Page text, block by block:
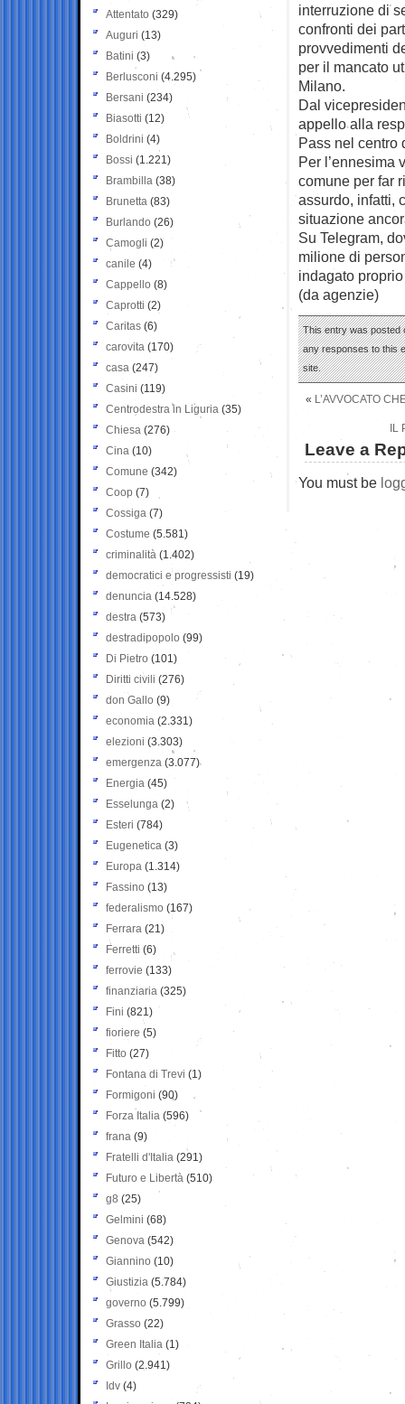
interruzione di
confronti dei
provvedimenti
per il mancato
Milano.
Dal
appello alla
Pass nel centro
Per l’ennesima
comune per far
assurdo, infatti,
situazione
Su Telegram,
milione di
indagato
(da agenzie)
This entry was posted
any responses to this
site.
« L’AVVOCATO
IL
Leave a
You must be
Attentato (329)
Auguri (13)
Batini (3)
Berlusconi (4.295)
Bersani (234)
Biasotti (12)
Boldrini (4)
Bossi (1.221)
Brambilla (38)
Brunetta (83)
Burlando (26)
Camogli (2)
canile (4)
Cappello (8)
Caprotti (2)
Caritas (6)
carovita (170)
casa (247)
Casini (119)
Centrodestra in Liguria (35)
Chiesa (276)
Cina (10)
Comune (342)
Coop (7)
Cossiga (7)
Costume (5.581)
criminalità (1.402)
democratici e progressisti (19)
denuncia (14.528)
destra (573)
destradipopolo (99)
Di Pietro (101)
Diritti civili (276)
don Gallo (9)
economia (2.331)
elezioni (3.303)
emergenza (3.077)
Energia (45)
Esselunga (2)
Esteri (784)
Eugenetica (3)
Europa (1.314)
Fassino (13)
federalismo (167)
Ferrara (21)
Ferretti (6)
ferrovie (133)
finanziaria (325)
Fini (821)
fioriere (5)
Fitto (27)
Fontana di Trevi (1)
Formigoni (90)
Forza Italia (596)
frana (9)
Fratelli d'Italia (291)
Futuro e Libertà (510)
g8 (25)
Gelmini (68)
Genova (542)
Giannino (10)
Giustizia (5.784)
governo (5.799)
Grasso (22)
Green Italia (1)
Grillo (2.941)
Idv (4)